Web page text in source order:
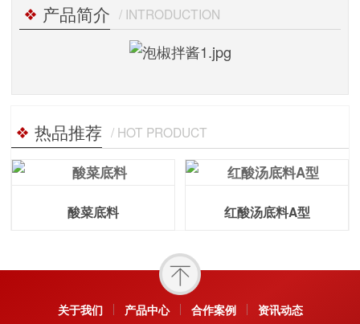
产品简介 / INTRODUCTION
热品推荐 / HOT PRODUCT
酸菜底料 红酸汤底料A型
关于我们 产品中心 合作案例 资讯动态